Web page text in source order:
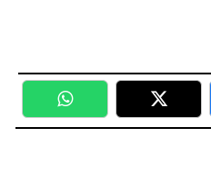
WhatsApp Twitter